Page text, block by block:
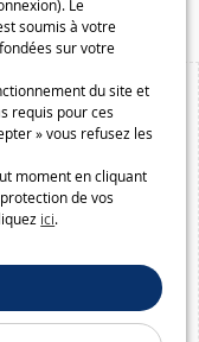
Le
soumis à votre
sur votre
du site et
requis pour ces
» vous refusez les
moment en cliquant
de vos
ici.